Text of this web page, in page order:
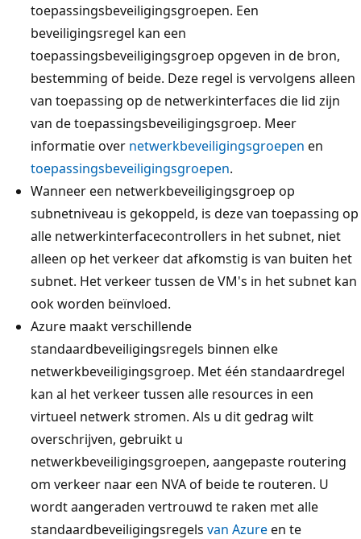
toepassingsbeveiligingsgroepen. Een
beveiligingsregel kan een
toepassingsbeveiligingsgroep opgeven in de bron,
bestemming of beide. Deze regel is vervolgens alleen
van toepassing op de netwerkinterfaces die lid zijn
van de toepassingsbeveiligingsgroep. Meer
informatie over netwerkbeveiligingsgroepen en
toepassingsbeveiligingsgroepen.
Wanneer een netwerkbeveiligingsgroep op
subnetniveau is gekoppeld, is deze van toepassing op
alle netwerkinterfacecontrollers in het subnet, niet
alleen op het verkeer dat afkomstig is van buiten het
subnet. Het verkeer tussen de VM's in het subnet kan
ook worden beïnvloed.
Azure maakt verschillende
standaardbeveiligingsregels binnen elke
netwerkbeveiligingsgroep. Met één standaardregel
kan al het verkeer tussen alle resources in een
virtueel netwerk stromen. Als u dit gedrag wilt
overschrijven, gebruikt u
netwerkbeveiligingsgroepen, aangepaste routering
om verkeer naar een NVA of beide te routeren. U
wordt aangeraden vertrouwd te raken met alle
standaardbeveiligingsregels van Azureen te